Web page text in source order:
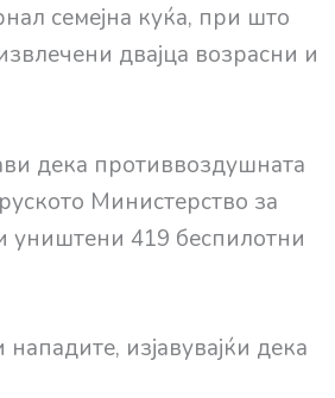
семејна куќа, при што
двајца возрасни и
дека противвоздушната
Министерство за
уништени 419 беспилотни
изјавувајќи дека